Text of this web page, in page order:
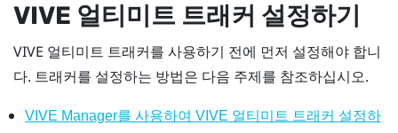
VIVE 얼티미트 트래커 설정하기
VIVE 얼티미트 트래커를 사용하기 전에 먼저 설정해야 합니
다. 트래커를 설정하는 방법은 다음 주제를 참조하십시오.
VIVE Manager를 사용하여 VIVE 얼티미트 트래커 설정하